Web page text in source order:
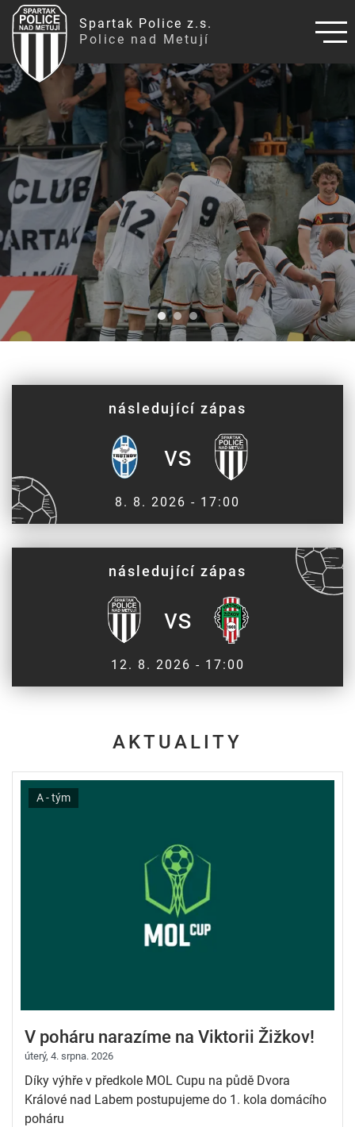
Spartak Police z.s.
Police nad Metují
SPARTAK POLICE NAD
následující zápas
vs
8. 8. 2026 - 17:00
následující zápas
vs
12. 8. 2026 - 17:00
AKTUALITY
A - tým
V poháru narazíme na Viktorii Žižkov!
úterý, 4. srpna. 2026
Díky výhře v předkole MOL Cupu na půdě Dvora
Králové nad Labem postupujeme do 1. kola domácího
poháru